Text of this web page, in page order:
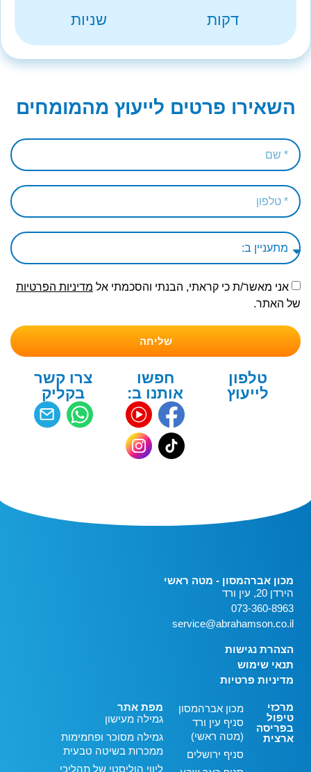
דקות שניות
השאירו פרטים לייעוץ מהמומחים
אני מאשר/ת כי קראתי, הבנתי והסכמתי אל מדיניות הפרטיות
של האתר.
שליחה
טלפון
לייעוץ
חפשו
אותנו ב:
צרו קשר
בקליק
מכון אברהמסון - מטה ראשי
הירדן 20, עין ורד
073-360-8963
service@abrahamson.co.il
הצהרת נגישות
תנאי שימוש
מדיניות פרטיות
מרכזי
טיפול
בפריסה
ארצית
מכון אברהמסון
סניף עין ורד
(מטה ראשי)
סניף ירושלים
מפת אתר
גמילה מעישון
גמילה מסוכר ופחמימות
ממכרות בשיטה טבעית
ליווי הוליסטי של תהליכי